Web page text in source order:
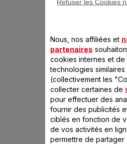
CONÇU
Nous, nos affiliées et
partenaires
cookies internes et de
technologies similaires
(collectivement les
collecter certaines de
pour effectuer des
fournir des publicités
ciblés en fonction de
de vos activités en
permettre de partager
Refuser les Cookies